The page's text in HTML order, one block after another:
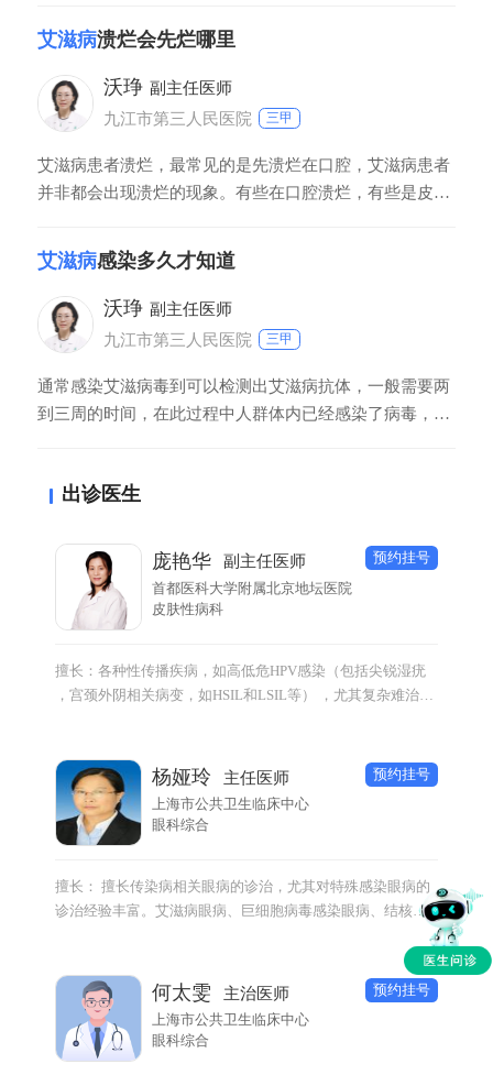
含有酶类，是可以抑制艾滋病毒活性的。所以即便是艾滋
病感染者的唾液接触了正常人，也不会造成正常人群的感
染。
艾滋病溃烂会先烂哪里
沃琤 副主任医师
九江市第三人民医院
三甲
艾滋病患者溃烂，最常见的是先溃烂在口腔，艾滋病患者
并非都会出现溃烂的现象。有些在口腔溃烂，有些是皮肤
下降，导致口腔、皮肤等出现细菌、病毒的感染，才会出
现溃烂的现象，所以除了溃烂外，患者还会出现其它的临
床症状和体征，比如恶性肿瘤等等。
艾滋病感染多久才知道
沃琤 副主任医师
九江市第三人民医院
三甲
通常感染艾滋病毒到可以检测出艾滋病抗体，一般需要两
到三周的时间，在此过程中人群体内已经感染了病毒，但
复查两到三次，在发生高危行为后三个月左右再复查，才
出诊医生
庞艳华 副主任医师
首都医科大学附属北京地坛医院
皮肤性病科
预约挂号
擅长：各种性传播疾病，如高低危HPV感染（包括尖锐湿疣
，宫颈外阴相关病变，如HSIL和LSIL等） ，尤其复杂难治及
问题等，各种感染性皮肤病（如皮肤结核、皮肤真菌、病毒
性皮肤病等），皮肤肿瘤（包括良性、恶性皮肤肿瘤）等。
常见皮肤病，美容皮肤学，尤其皮肤外科学，包括浅表肿物
切除术（如色素痣，皮肤纤维瘤，表皮囊肿等），各种良、
杨娅玲 主任医师
上海市公共卫生临床中心
眼科综合
预约挂号
擅长： 擅长传染病相关眼病的诊治，尤其对特殊感染眼病的
诊治经验丰富。艾滋病眼病、巨细胞病毒感染眼病、结核眼
何太雯 主治医师
上海市公共卫生临床中心
眼科综合
预约挂号